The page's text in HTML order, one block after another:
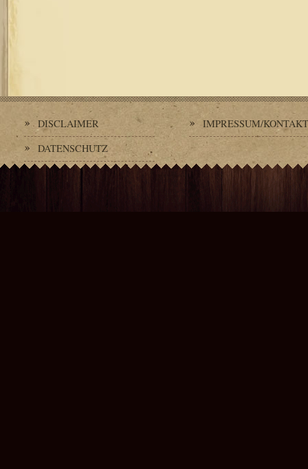
DISCLAIMER
DATENSCHUTZ
IMPRESSUM/KONTAKT